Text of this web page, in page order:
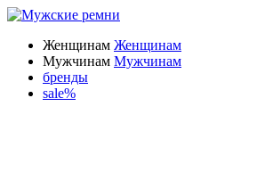
Женщинам Женщинам
Мужчинам Мужчинам
бренды
sale%